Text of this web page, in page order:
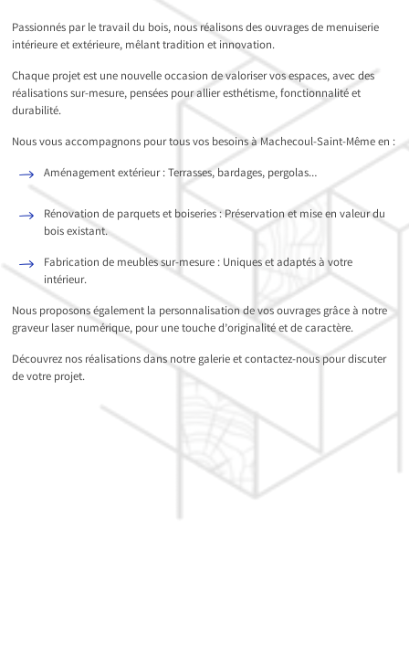
Passionnés par le travail du bois, nous réalisons des ouvrages de menuiserie
intérieure et extérieure, mêlant tradition et innovation.
Chaque projet est une nouvelle occasion de valoriser vos espaces, avec des
réalisations sur-mesure, pensées pour allier esthétisme, fonctionnalité et
durabilité.
Nous vous accompagnons pour tous vos besoins à Machecoul-Saint-Même en :
Aménagement extérieur : Terrasses, bardages, pergolas…
Rénovation de parquets et boiseries : Préservation et mise en valeur du
bois existant.
Fabrication de meubles sur-mesure : Uniques et adaptés à votre
intérieur.
Nous proposons également la personnalisation de vos ouvrages grâce à notre
graveur laser numérique, pour une touche d’originalité et de caractère.
Découvrez nos réalisations dans notre galerie et contactez-nous pour discuter
de votre projet.